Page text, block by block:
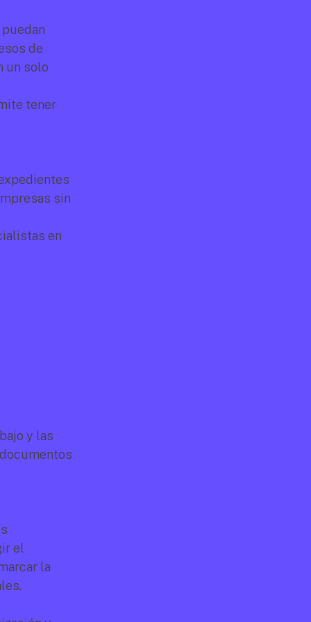
de
un solo
tener
sin
en
y las
el
la